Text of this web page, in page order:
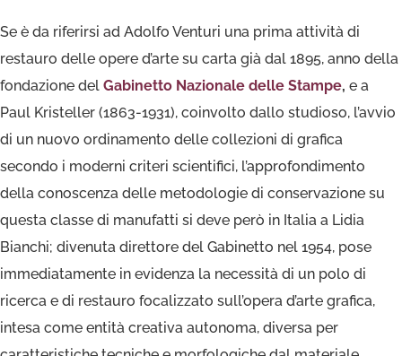
Se è da riferirsi ad Adolfo Venturi una prima attività di
restauro delle opere d’arte su carta già dal 1895, anno della
fondazione del Gabinetto Nazionale delle Stampe, e a
Paul Kristeller (1863-1931), coinvolto dallo studioso, l’avvio
di un nuovo ordinamento delle collezioni di grafica
secondo i moderni criteri scientifici, l’approfondimento
della conoscenza delle metodologie di conservazione su
questa classe di manufatti si deve però in Italia a Lidia
Bianchi; divenuta direttore del Gabinetto nel 1954, pose
immediatamente in evidenza la necessità di un polo di
ricerca e di restauro focalizzato sull’opera d’arte grafica,
intesa come entità creativa autonoma, diversa per